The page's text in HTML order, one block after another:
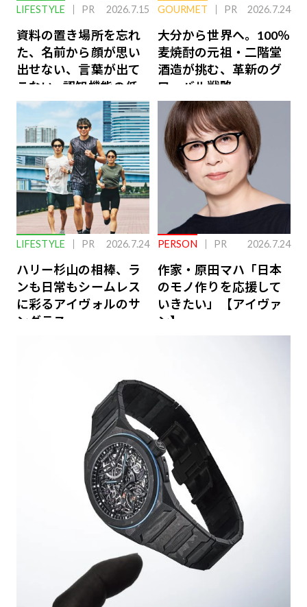
LIFESTYLE PR 2026.7.15
資料の置き場所を忘れ
た、名前から顔が思い
出せない、言葉が出て
こない…認知機能の低
下を救う、脳のインナ
ーケアとは
GOURMET PR 2026.7.24
大分から世界へ。100％
麦焼酎の元祖・二階堂
酒造が挑む、革新のグ
ローバル戦略
LIFESTYLE PR 2026.7.24
ハリー杉山の相棒、ラ
ンも日常もシームレス
に彩るアイヴォルのサ
ングラス
PERSON PR 2026.7.24
作家・原田マハ「日本
のモノ作りを応援して
いきたい」【アイヴァ
ン】